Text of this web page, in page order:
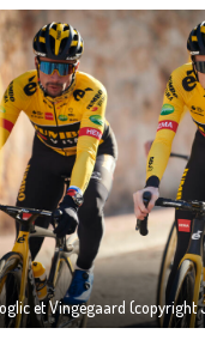
et Vingegaard